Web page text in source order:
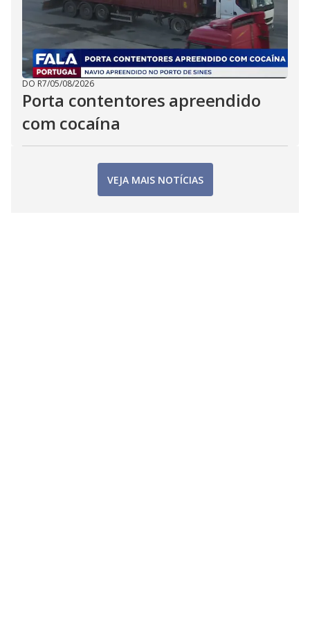
DO R7/05/08/2026
Porta contentores apreendido
com cocaína
VEJA MAIS NOTÍCIAS